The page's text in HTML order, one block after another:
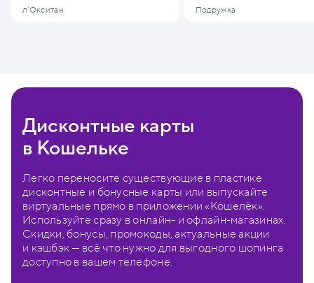
л'Окситан Подружка
Дисконтные карты
в Кошельке
Легко переносите существующие в пластике
дисконтные и бонусные карты или выпускайте
виртуальные прямо в приложении «Кошелёк».
Используйте сразу в онлайн- и офлайн-магазинах.
Скидки, бонусы, промокоды, актуальные акции
и кэшбэк — всё что нужно для выгодного шопинга
доступно в вашем телефоне.